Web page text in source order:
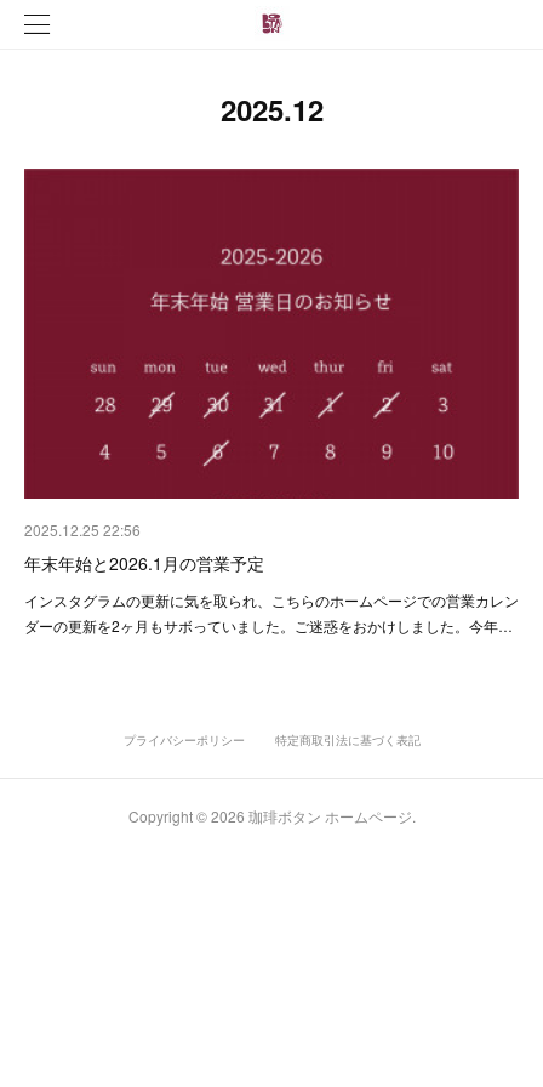
2025.12
2025.12.25 22:56
年末年始と2026.1月の営業予定
インスタグラムの更新に気を取られ、こちらのホームページでの営業カレン
ダーの更新を2ヶ月もサボっていました。ご迷惑をおかけしました。今年…
プライバシーポリシー 特定商取引法に基づく表記
Copyright ©2026 珈琲ボタン ホームページ.